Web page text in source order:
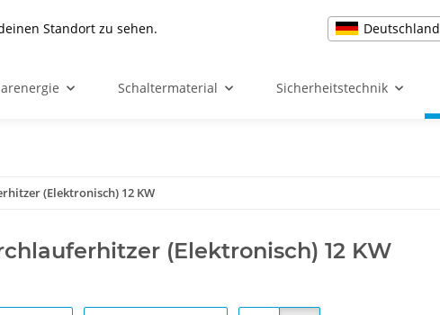
Standort zu sehen. Deutschland
Schaltermaterial Sicherheitstechnik
(Elektronisch) 12 KW
(Elektronisch) 12 KW